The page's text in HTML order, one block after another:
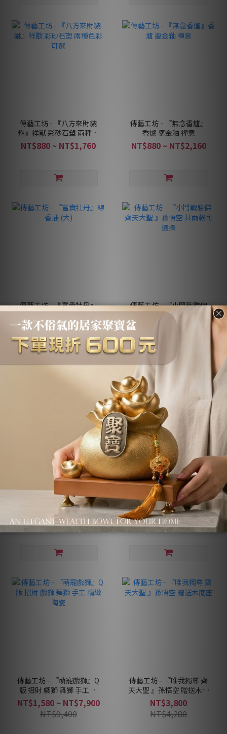
傳藝工坊 - 『八方來財貔
貅』祥獸 彩砂石塑 兩種色
彩可選
NT$880 ~ NT$1,760
傳藝工坊 - 『無念香爐』
香爐 鎏金釉 禪意
NT$880 ~ NT$2,160
傳藝工坊 - 『富貴牡丹』
NT$980
傳藝工坊 - 『小鬥戰勝佛
齊天大聖 』孫悟空 共兩款
NT$1,280 ~ NT$2,560
勒』白瓷 彌勒佛 笑佛
NT$880
傳藝工坊 - 『鎏金 牛氣沖
天』茶寵 共兩款可選
NT$580 ~ NT$1,160
NT$1,360
傳藝工坊 - 『萌寵戲獅』Q
版 招財 戲獅 舞獅 手工 精
緻 陶瓷
NT$1,580 ~ NT$7,900
NT$9,400
傳藝工坊 - 『唯我獨尊 齊
天大聖 』孫悟空 贈送木底
座
NT$3,800
NT$4,280